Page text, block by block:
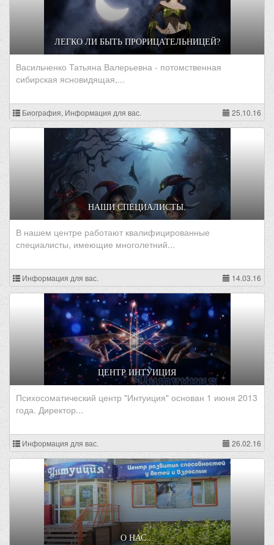
ЛЕГКО ЛИ БЫТЬ ПРОРИЦАТЕЛЬНИЦЕЙ?
Васильченко Татьяна Валерьевна - потомственная
сибирская ясновидящая,...
Биография, Информация для вас. 25.10.16
НАШИ СПЕЦИАЛИСТЫ.
В нашем центре работают квалифицированные
специалисты, имеющие многолетний...
Информация для вас. 14.03.16
ЦЕНТР ИНТУИЦИЯ
Психосоматический центр "Интуиция" основан 1 июня 2013
года. Директор...
Информация для вас. 26.02.16
О НАС...